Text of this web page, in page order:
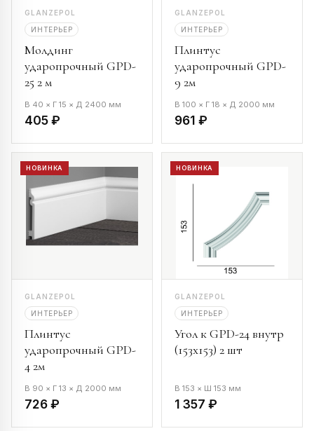
GLANZEPOL
ИНТЕРЬЕР
Молдинг
ударопрочный GPD-
25 2 м
В 40 × Г 15 × Д 2400 мм
405 ₽
GLANZEPOL
ИНТЕРЬЕР
Плинтус
ударопрочный GPD-
9 2м
В 100 × Г 18 × Д 2000 мм
961 ₽
НОВИНКА
GLANZEPOL
ИНТЕРЬЕР
Плинтус
ударопрочный GPD-
4 2м
В 90 × Г 13 × Д 2000 мм
726 ₽
НОВИНКА
GLANZEPOL
ИНТЕРЬЕР
Угол к GPD-24 внутр
(153х153) 2 шт
В 153 × Ш 153 мм
1 357 ₽